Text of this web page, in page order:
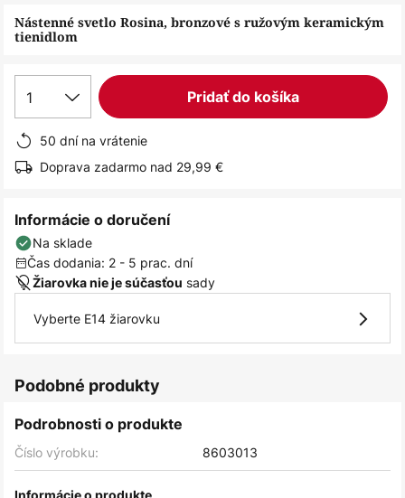
Nástenné svetlo Rosina, bronzové s ružovým keramickým
tienidlom
1 Pridať do košíka
50 dní na vrátenie
Doprava zadarmo nad 29,99 €
Informácie o doručení
Na sklade
Čas dodania: 2 - 5 prac. dní
Žiarovka nie je súčasťou sady
Vyberte E14 žiarovku
Podobné produkty
Podrobnosti o produkte
Číslo výrobku: 8603013
Informácie o produkte